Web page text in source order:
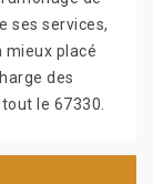
ses services,
mieux placé
des
le 67330.